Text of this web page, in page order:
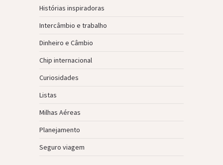
Histórias inspiradoras
Intercâmbio e trabalho
Dinheiro e Câmbio
Chip internacional
Curiosidades
Listas
Milhas Aéreas
Planejamento
Seguro viagem